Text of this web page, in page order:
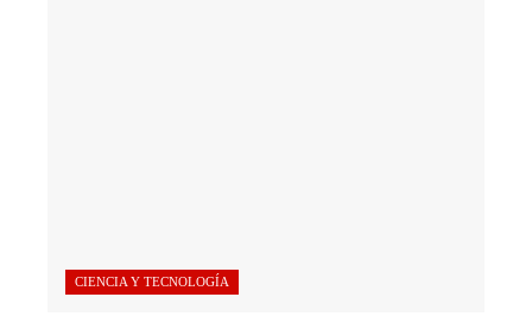
CIENCIA Y TECNOLOGÍA